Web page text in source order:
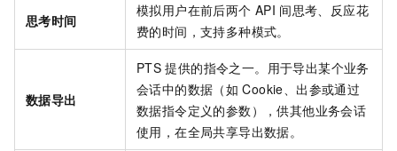
思考时间
模拟用户在前后两个 API 间思考、反应花
费的时间，支持多种模式。
数据导出
PTS 提供的指令之一。用于导出某个业务
会话中的数据（如 Cookie、出参或通过
数据指令定义的参数），供其他业务会话
使用，在全局共享导出数据。